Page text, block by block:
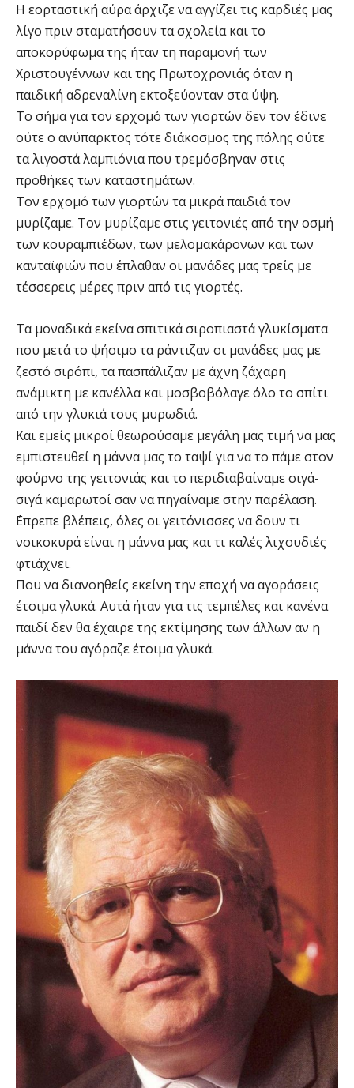
Η εορταστική αύρα άρχιζε να αγγίζει τις καρδιές μας
λίγο πριν σταματήσουν τα σχολεία και το
αποκορύφωμα της ήταν τη παραμονή των
Χριστουγέννων και της Πρωτοχρονιάς όταν η
παιδική αδρεναλίνη εκτοξεύονταν στα ύψη.
Το σήμα για τον ερχομό των γιορτών δεν τον έδινε
ούτε ο ανύπαρκτος τότε διάκοσμος της πόλης ούτε
τα λιγοστά λαμπιόνια που τρεμόσβηναν στις
προθήκες των καταστημάτων.
Τον ερχομό των γιορτών τα μικρά παιδιά τον
μυρίζαμε. Τον μυρίζαμε στις γειτονιές από την οσμή
των κουραμπιέδων, των μελομακάρονων και των
κανταϊφιών που έπλαθαν οι μανάδες μας τρείς με
τέσσερεις μέρες πριν από τις γιορτές.
Τα μοναδικά εκείνα σπιτικά σιροπιαστά γλυκίσματα
που μετά το ψήσιμο τα ράντιζαν οι μανάδες μας με
ζεστό σιρόπι, τα πασπάλιζαν με άχνη ζάχαρη
ανάμικτη με κανέλλα και μοσβοβόλαγε όλο το σπίτι
από την γλυκιά τους μυρωδιά.
Και εμείς μικροί θεωρούσαμε μεγάλη μας τιμή να μας
εμπιστευθεί η μάννα μας το ταψί για να το πάμε στον
φούρνο της γειτονιάς και το περιδιαβαίναμε σιγά-
σιγά καμαρωτοί σαν να πηγαίναμε στην παρέλαση.
΄Επρεπε βλέπεις, όλες οι γειτόνισσες να δουν τι
νοικοκυρά είναι η μάννα μας και τι καλές λιχουδιές
φτιάχνει.
Που να διανοηθείς εκείνη την εποχή να αγοράσεις
έτοιμα γλυκά. Αυτά ήταν για τις τεμπέλες και κανένα
παιδί δεν θα έχαιρε της εκτίμησης των άλλων αν η
μάννα του αγόραζε έτοιμα γλυκά.